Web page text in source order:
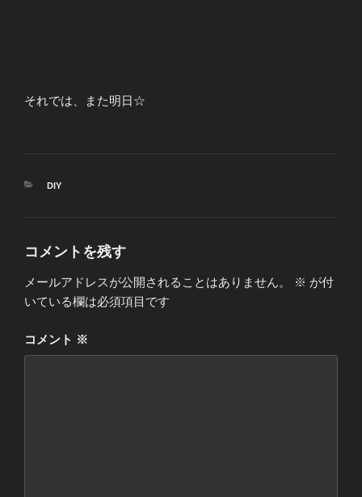
それでは、また明日☆
カ
DIY
コメントを残す
メールアドレスが公開されることはありません。 ※ が付
いている欄は必須項目です
コメント ※